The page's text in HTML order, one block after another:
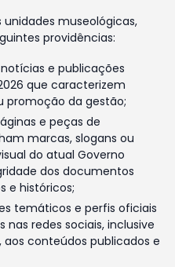
museológicas,
providências:
e publicações
que caracterizem
promoção da gestão;
e peças de
marcas, slogans ou
do atual Governo
dos documentos
e históricos;
temáticos e perfis oficiais
nas redes sociais, inclusive
conteúdos publicados e